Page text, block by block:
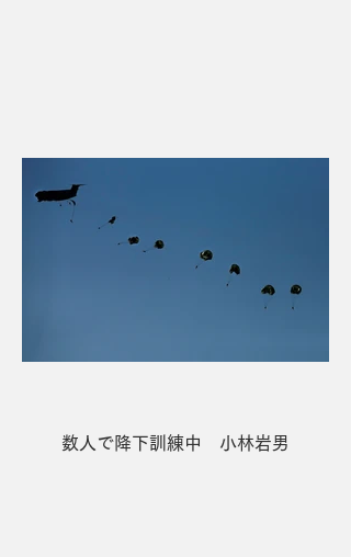
4席 Toyosu Bayside 安間光雄
数人で降下訓練中 小林岩男